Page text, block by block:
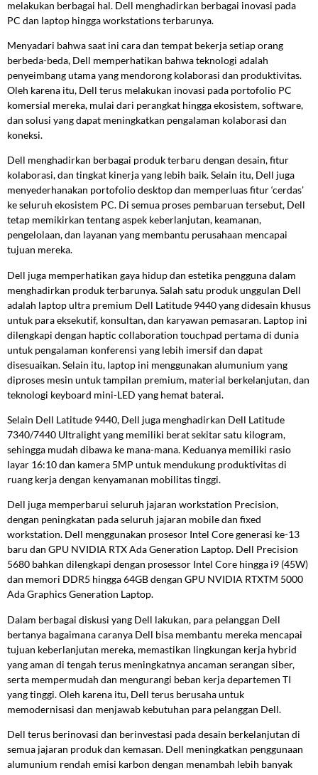
melakukan berbagai hal. Dell menghadirkan berbagai inovasi pada
PC dan laptop hingga workstations terbarunya.
Menyadari bahwa saat ini cara dan tempat bekerja setiap orang
berbeda-beda, Dell memperhatikan bahwa teknologi adalah
penyeimbang utama yang mendorong kolaborasi dan produktivitas.
Oleh karena itu, Dell terus melakukan inovasi pada portofolio PC
komersial mereka, mulai dari perangkat hingga ekosistem, software,
dan solusi yang dapat meningkatkan pengalaman kolaborasi dan
koneksi.
Dell menghadirkan berbagai produk terbaru dengan desain, fitur
kolaborasi, dan tingkat kinerja yang lebih baik. Selain itu, Dell juga
menyederhanakan portofolio desktop dan memperluas fitur ‘cerdas’
ke seluruh ekosistem PC. Di semua proses pembaruan tersebut, Dell
tetap memikirkan tentang aspek keberlanjutan, keamanan,
pengelolaan, dan layanan yang membantu perusahaan mencapai
tujuan mereka.
Dell juga memperhatikan gaya hidup dan estetika pengguna dalam
menghadirkan produk terbarunya. Salah satu produk unggulan Dell
adalah laptop ultra premium Dell Latitude 9440 yang didesain khusus
untuk para eksekutif, konsultan, dan karyawan pemasaran. Laptop ini
dilengkapi dengan haptic collaboration touchpad pertama di dunia
untuk pengalaman konferensi yang lebih imersif dan dapat
disesuaikan. Selain itu, laptop ini menggunakan alumunium yang
diproses mesin untuk tampilan premium, material berkelanjutan, dan
teknologi keyboard mini-LED yang hemat baterai.
Selain Dell Latitude 9440, Dell juga menghadirkan Dell Latitude
7340/7440 Ultralight yang memiliki berat sekitar satu kilogram,
sehingga mudah dibawa ke mana-mana. Keduanya memiliki rasio
layar 16:10 dan kamera 5MP untuk mendukung produktivitas di
ruang kerja dengan kenyamanan mobilitas tinggi.
Dell juga memperbarui seluruh jajaran workstation Precision,
dengan peningkatan pada seluruh jajaran mobile dan fixed
workstation. Dell menggunakan prosesor Intel Core generasi ke-13
baru dan GPU NVIDIA RTX Ada Generation Laptop. Dell Precision
5680 bahkan dilengkapi dengan prosessor Intel Core hingga i9 (45W)
dan memori DDR5 hingga 64GB dengan GPU NVIDIA RTXTM 5000
Ada Graphics Generation Laptop.
Dalam berbagai diskusi yang Dell lakukan, para pelanggan Dell
bertanya bagaimana caranya Dell bisa membantu mereka mencapai
tujuan keberlanjutan mereka, memastikan lingkungan kerja hybrid
yang aman di tengah terus meningkatnya ancaman serangan siber,
serta mempermudah dan mengurangi beban kerja departemen TI
yang tinggi. Oleh karena itu, Dell terus berusaha untuk
memodernisasi dan menjawab kebutuhan para pelanggan Dell.
Dell terus berinovasi dan berinvestasi pada desain berkelanjutan di
semua jajaran produk dan kemasan. Dell meningkatkan penggunaan
alumunium rendah emisi karbon dengan menambah lebih banyak